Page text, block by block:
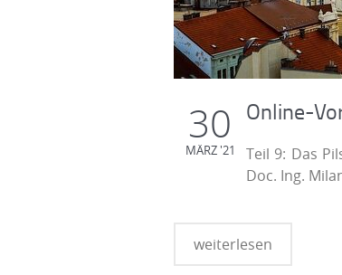
30
MÄRZ '21
Online-
Teil 9: Das
Doc. Ing.
weiterlesen